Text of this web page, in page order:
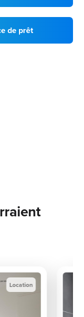
de prêt
Location